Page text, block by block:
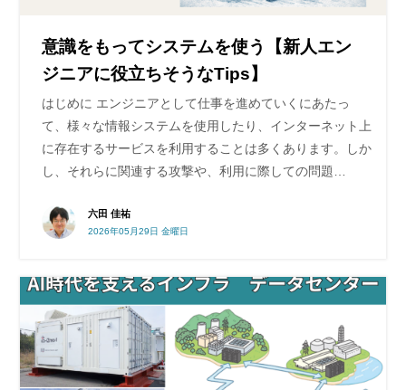
意識をもってシステムを使う【新人エン
ジニアに役立ちそうなTips】
はじめに エンジニアとして仕事を進めていくにあたっ
て、様々な情報システムを使用したり、インターネット上
に存在するサービスを利用することは多くあります。しか
し、それらに関連する攻撃や、利用に際しての問題…
六田 佳祐
2026年05月29日 金曜日